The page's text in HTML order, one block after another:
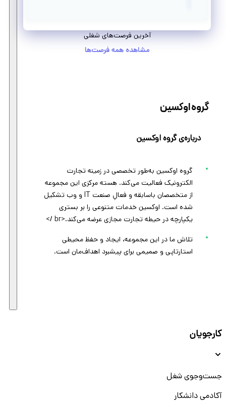
آخرین فرصت‌های شغلی
مشاهده همه فرصت‌ها
گروه اوکسین
درباره‌ی گروه اوکسین
گروه اوکسین به‌طور تخصصی در زمینه تجارت
الکترونیک فعالیت می‌کند. هسته مرکزی این مجموعه
از متخصصان باسابقه و فعالِ صنعت IT و وب تشکیل
شده است. اوکسین خدمات متنوعی را بر بستری
یکپارچه در حیطه تجارت مجازی عرضه می‌کند.<br />
تلاش ما در این مجموعه، ایجاد و حفظ محیطی
استارتاپی و صمیمی برای پیشبرد اهداف‌مان است.
کارجویان
جست‌و‌جوی شغل
آکادمی دانشکار